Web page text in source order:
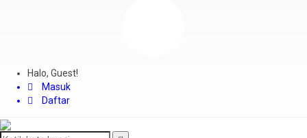
Halo, Guest!
Masuk
Daftar